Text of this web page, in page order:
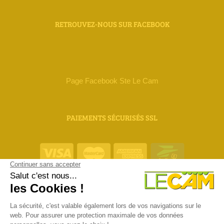
RETROUVEZ-NOUS SUR FACEBOOK
Page Facebook Ste Le Cam
PAIEMENTS SÉCURISÉS SSL